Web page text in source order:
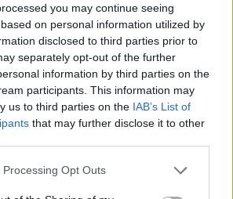
you may continue seeing
on personal information utilized by
disclosed to third parties prior to
separately opt-out of the further
information by third parties on the
participants. This information may
us to third parties on the IAB’s List of
that may further disclose it to other
Opt Outs
bukaresti
után
jutnak
támogatáshoz
Kolozs megyei